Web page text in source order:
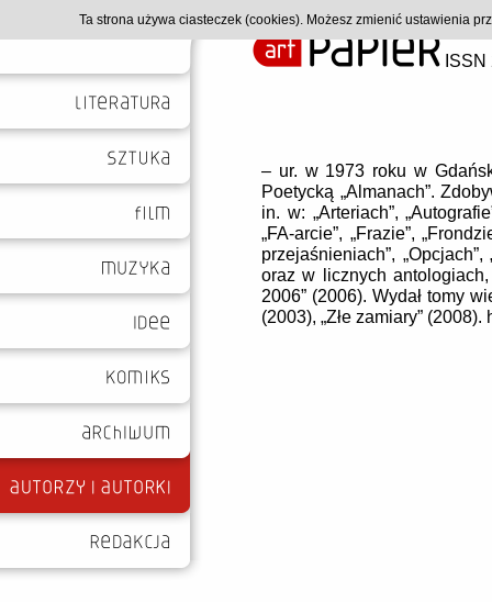
– ur. w 1973 roku w
Poetycką „Almanach”.
in. w: „Arteriach”,
„FA-arcie”, „Frazie”,
przejaśnieniach”, „Opcjach”,
oraz w licznych
2006” (2006). Wydał tomy
(2003), „Złe zamiary”
Ta strona używa ciasteczek (cookies). Możesz zmienić ustawienia